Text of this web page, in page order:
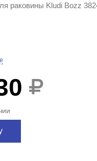
раковины Kludi Bozz